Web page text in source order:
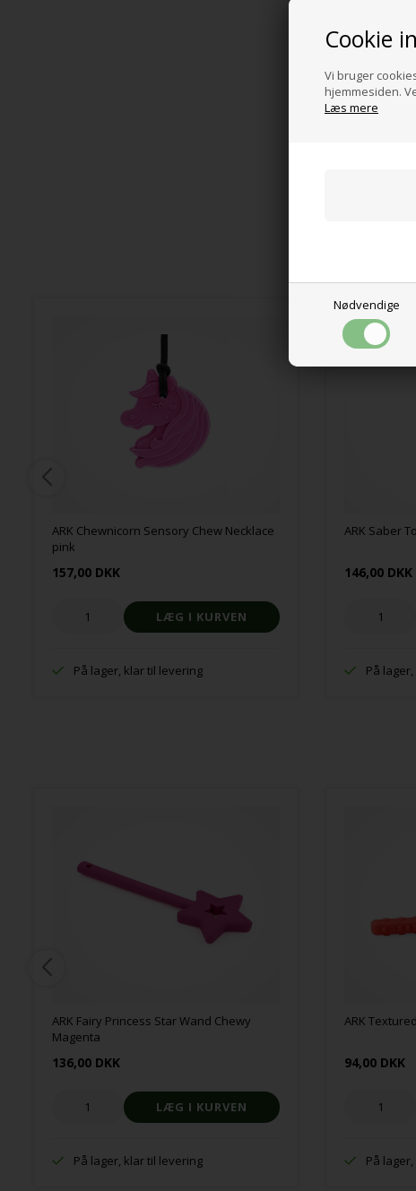
Cookie
Vi bruger
hjemmesiden.
Læs mere
Nødvendige
ARK Chewnicorn Sensory Chew Necklace
pink
157,00 DKK
På lager, klar til levering
ARK Saber
146,00 DKK
På
ARK Fairy Princess Star Wand Chewy
Magenta
136,00 DKK
På lager, klar til levering
ARK
94,00 DKK
På